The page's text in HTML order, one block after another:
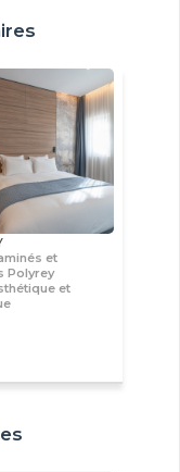
et
Polyrey
et